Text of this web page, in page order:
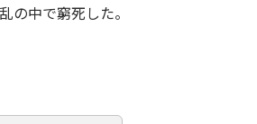
の中で窮死した。